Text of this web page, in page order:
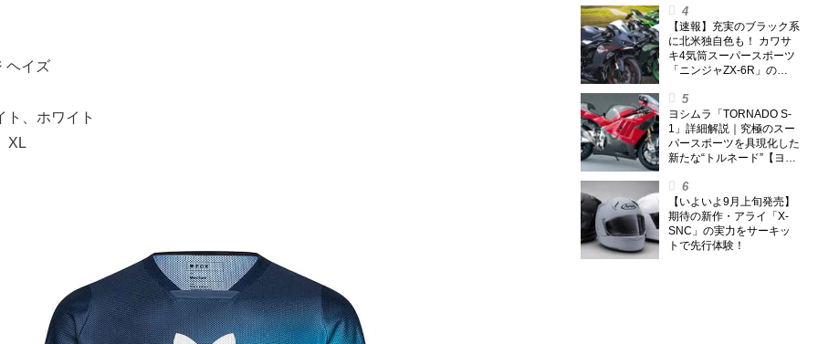
トを試してみた〈若林浩志
のスーパー・カブカブ・ダ
イアリーズ Vol.385〉
【速報】充実のブラック系
に北米独自色も！ カワサ
キ4気筒スーパースポーツ
「ニンジャZX-6R」の
筒ニンジャも出たよ【海
外】
ヨシムラ「TORNADO S-
1」詳細解説｜究極のスー
パースポーツを具現化した
新たな“トルネード”【ヨシ
【いよいよ9月上旬発売】
期待の新作・アライ「X-
SNC」の実力をサーキッ
トで先行体験！
ヘイズ
ト、ホワイト
XL